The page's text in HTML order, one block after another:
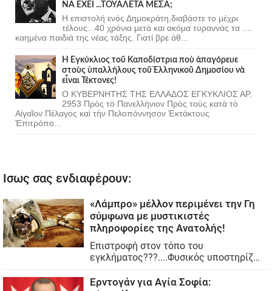
ΝΑ ΕΧΕΙ ...ΤΟΥΑΛΕΤΑ ΜΕΣΑ;
Η επιστολή ενός Δημοκράτη,διαβάστε το μέχρι
τέλους...40 χρόνια μετά και ακόμα τυραννάς τα ....
καημένα παιδιά της νέας τάξης. Γιατί βρε άθ...
Ἡ Ἐγκύκλιος τοῦ Καποδίστρια ποὺ ἀπαγόρευε
στοὺς ὑπαλλήλους τοῦ Ἑλληνικοῦ Δημοσίου νὰ
εἶναι Τέκτονες!
Ο ΚΥΒΕΡΝΗΤΗΣ ΤΗΣ ΕΛΛΑΔΟΣ ΕΓΚΥΚΛΙΟΣ ΑΡ.
2953 Πρὸς τὸ Πανελλήνιον Πρὸς τοὺς κατὰ τὸ
Αἰγαῖον Πέλαγος καὶ τὴν Πελοπόννησον Ἐκτάκτους
Ἐπιτρόπο...